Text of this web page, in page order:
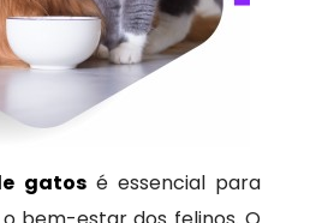
gatosé essencial para